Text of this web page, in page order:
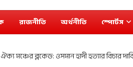
রাজনীতি অর্থনীতি স্পোর্টস
মঞ্চের ব্লকেড: ওসমান হাদী হত্যার বিচার